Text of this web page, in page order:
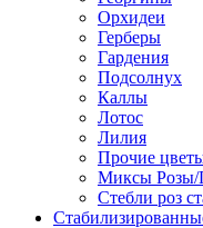
Орхидеи
Герберы
Гардения
Подсолнух
Каллы
Лотос
Лилия
Прочие
Миксы Розы/
Стебли роз